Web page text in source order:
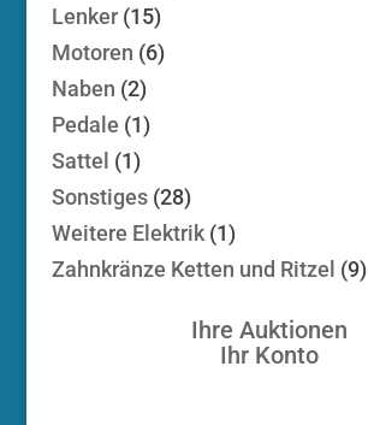
Lenker 1515
Produkte
Motoren 66
Naben 22
Produkte
Pedale 11
Sattel 11
Produkt
Sonstiges 2828
Produkte
Weitere Elektrik 11
Produkt
Zahnkränze Ketten und Ritzel 99
Ihre Auktionen
Ihr Konto